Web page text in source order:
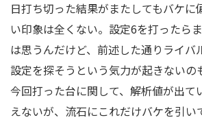
日打ち切った結果がまたしてもバケに
い印象は全くない。設定6を打ったら
は思うんだけど、前述した通りライバ
設定を探そうという気力が起きないの
今回打った台に関して、解析値が出て
えないが、流石にこれだけバケを引い